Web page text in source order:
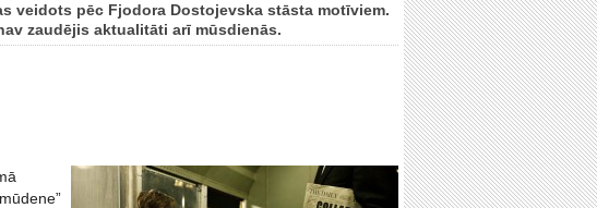
veidots pēc Fjodora Dostojevska stāsta motīviem.
zaudējis aktualitāti arī mūsdienās.